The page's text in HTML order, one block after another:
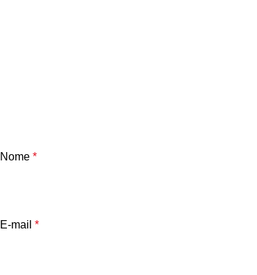
Nome *
E-mail *